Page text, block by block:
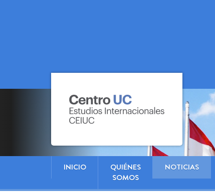
INICIO
QUIÉNES
SOMOS
NOTICIAS